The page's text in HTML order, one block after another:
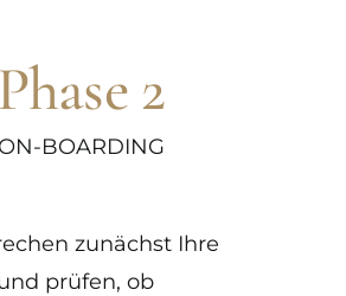
Phase 2
ON-BOARDING
zunächst Ihre
prüfen, ob